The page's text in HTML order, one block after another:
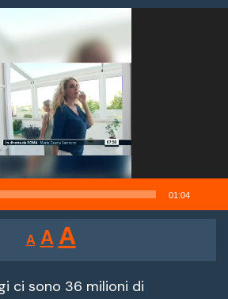
01:04
A
Reducir
tamaño
de
fuente.
A Restablecer
tamaño
de
AAumentar
tamaño
ci sono 36 milioni di